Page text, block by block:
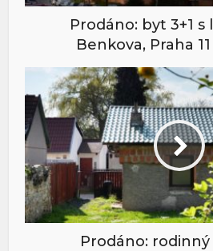
Prodáno: byt 3+1 s
Benkova, Praha
Prodáno: rodinný